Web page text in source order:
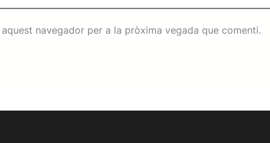
navegador per a la pròxima vegada que comenti.